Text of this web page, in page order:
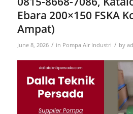
Ebara 200×150 FSKA
Ampat)
June 8, 2026 / in Pompa Air Industri / by